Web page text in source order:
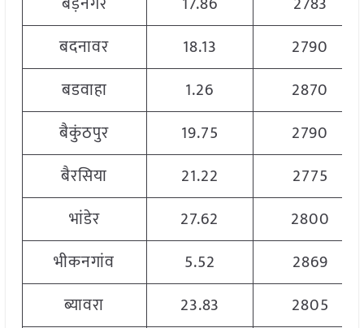
बदनावर
18.13
2790
बडवाहा
1.26
2870
बैकुंठपुर
19.75
2790
बैरसिया
21.22
2775
भांडेर
27.62
2800
भीकनगांव
5.52
2869
ब्यावरा
23.83
2805